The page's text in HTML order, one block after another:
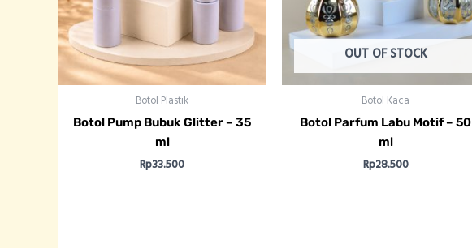
Botol Plastik
Botol Pump Bubuk Glitter – 35
ml
Rp33.500
OUT OF STOCK
Botol Kaca
Botol Parfum Labu Motif – 50
ml
Rp28.500